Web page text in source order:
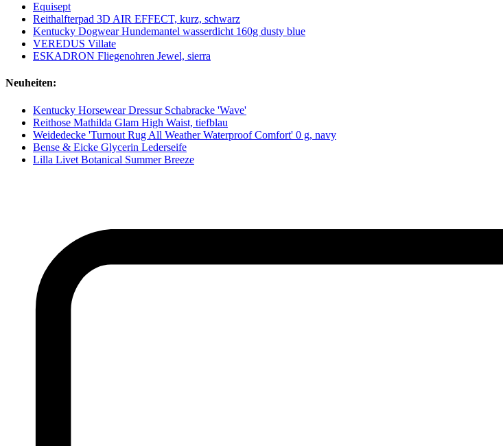
Equisept
Reithalfterpad 3D AIR EFFECT, kurz, schwarz
Kentucky Dogwear Hundemantel wasserdicht 160g dusty blue
VEREDUS Villate
ESKADRON Fliegenohren Jewel, sierra
Neuheiten:
Kentucky Horsewear Dressur Schabracke 'Wave'
Reithose Mathilda Glam High Waist, tiefblau
Weidedecke 'Turnout Rug All Weather Waterproof Comfort' 0 g, navy
Bense & Eicke Glycerin Lederseife
Lilla Livet Botanical Summer Breeze